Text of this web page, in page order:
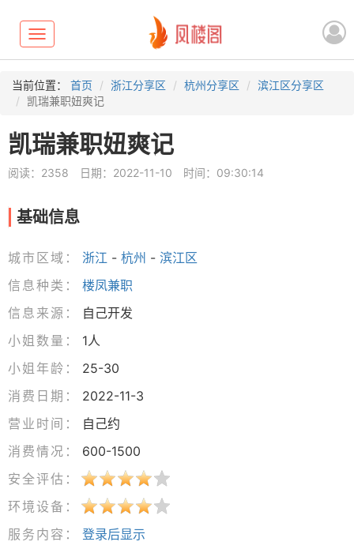
Toggle
navigation
当前位置： 首页 浙江分享区 杭州分享区
滨江区分享区
凯瑞兼职妞爽记
凯瑞兼职妞爽记
阅读：2358 日期：2022-11-10 时间：09:30:14
基础信息
城市区域： 浙江 - 杭州 - 滨江区
信息种类：
楼凤兼职
信息来源：
自己开发
小姐数量：
1人
小姐年龄：
25-30
消费日期：
2022-11-3
营业时间：
自己约
消费情况：
600-1500
安全评估：
环境设备：
服务内容：
登录后显示